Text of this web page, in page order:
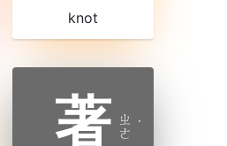
knot
著 ㄓ
ㄜ ˙